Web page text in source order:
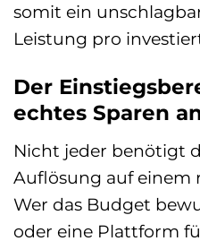
somit ein
Leistung pro
Der
echtes Sparen
Nicht jeder benötigt
Auflösung auf einem
Wer das Budget
oder eine Plattform